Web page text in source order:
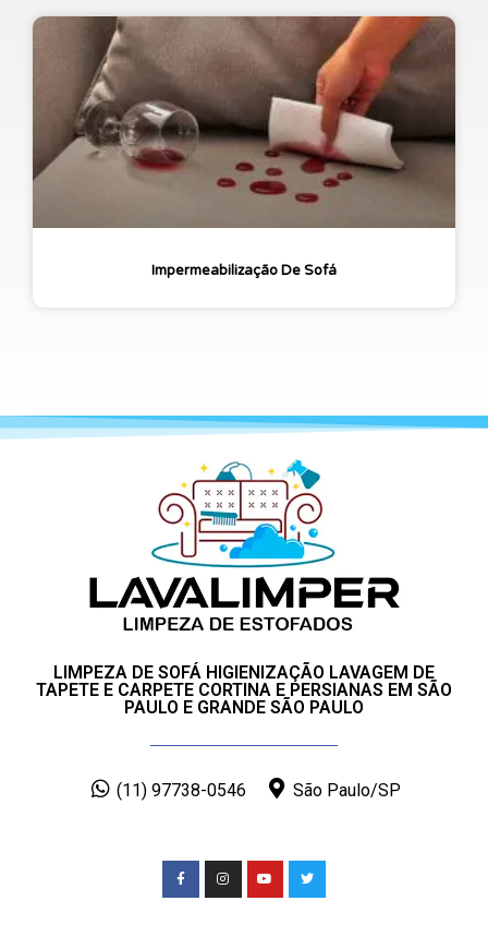
Impermeabilização De Sofá
LIMPEZA DE SOFÁ HIGIENIZAÇÃO LAVAGEM DE
TAPETE E CARPETE CORTINA E PERSIANAS EM SÃO
PAULO E GRANDE SÃO PAULO
(11) 97738-0546 São Paulo/SP